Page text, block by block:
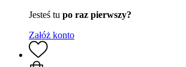
Jesteś tu po raz pierwszy?
Załóż konto